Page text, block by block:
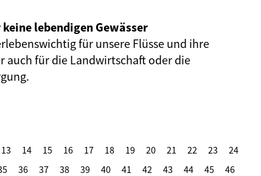
lebendigen Gewässer
für unsere Flüsse und ihre
auch für die Landwirtschaft oder die
13 14 15 16 17 18 19 20 21 22 23
24
36 37 38 39 40 41 42 43 44 45
46